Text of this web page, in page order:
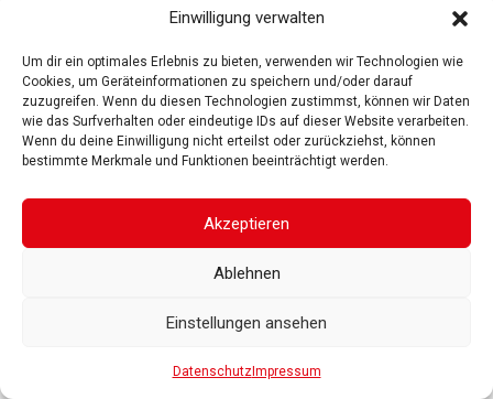
Einwilligung verwalten
Um dir ein optimales Erlebnis zu bieten, verwenden wir Technologien wie
Cookies, um Geräteinformationen zu speichern und/oder darauf
zuzugreifen. Wenn du diesen Technologien zustimmst, können wir Daten
wie das Surfverhalten oder eindeutige IDs auf dieser Website verarbeiten.
Wenn du deine Einwilligung nicht erteilst oder zurückziehst, können
bestimmte Merkmale und Funktionen beeinträchtigt werden.
Akzeptieren
Ablehnen
Einstellungen ansehen
DatenschutzImpressum
Gesellschaft der Freunde des Rosgartenmuseums. Alle Rechte vorbehalten